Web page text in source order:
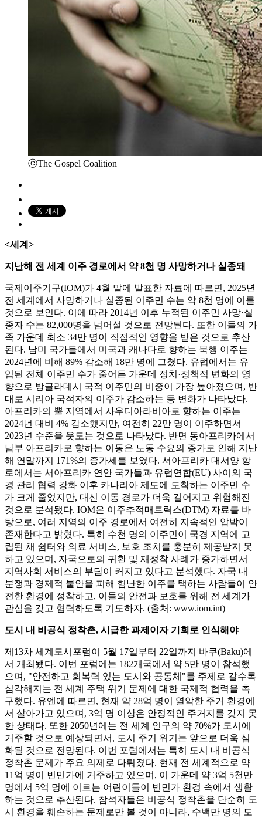
ⓒThe Gospel Coalition
<세계>
지난해 전 세계 이주 경로에서 약 8천 명 사망하거나 실종돼
국제이주기구(IOM)가 4월 말에 발표한 자료에 따르면, 2025년
전 세계에서 사망하거나 실종된 이주민 수는 약 8천 명에 이를
것으로 보인다. 이에 따라 2014년 이후 누적된 이주민 사망·실
종자 수는 82,000명을 넘어설 것으로 전망된다. 또한 이들의 가
족 가운데 최소 34만 명이 직접적인 영향을 받은 것으로 추산
된다. 남미 국가들에서 미국과 캐나다로 향하는 북행 이주는
2024년에 비해 89% 감소해 18만 명에 그쳤다. 유럽에서는 유
입된 전체 이주민 수가 줄어든 가운데 정치·정책적 변화의 영
향으로 방글라데시 국적 이주민의 비중이 가장 높아졌으며, 반
대로 시리아 국적자의 이주가 감소하는 등 변화가 나타났다.
아프리카의 뿔 지역에서 사우디아라비아로 향하는 이주는
2024년 대비 4% 감소했지만, 여전히 22만 명이 이주하면서
2023년 수준을 웃도는 것으로 나타났다. 반면 동아프리카에서
남부 아프리카로 향하는 이동은 노동 수요의 증가로 인해 지난
해 연말까지 171%의 증가세를 보였다. 서아프리카 대서양 항
로에서는 서아프리카 연안 국가들과 유럽연합(EU) 사이의 국
경 관리 협력 강화 이후 카나리아 제도에 도착하는 이주민 수
가 크게 줄었지만, 대신 이동 경로가 더욱 길어지고 위험해진
것으로 분석됐다. IOM은 이주추적매트릭스(DTM) 자료를 바
탕으로, 여러 지역의 이주 경로에서 여전히 지속적인 압박이
존재한다고 밝혔다. 특히 수천 명의 이주민이 국경 지역에 고
립된 채 쉼터와 의료 서비스, 보호 조치를 충분히 제공받지 못
하고 있으며, 자국으로의 귀환 및 재정착 사례가 증가하면서
지역사회 서비스의 부담이 커지고 있다고 분석했다. 자국 내
분쟁과 경제적 불안을 피해 험난한 이주를 택하는 사람들이 안
전한 환경에 정착하고, 이들의 안전과 보호를 위해 전 세계가
관심을 갖고 협력하도록 기도하자. (출처: www.iom.int)
도시 내 비공식 정착촌, 시급한 과제이자 기회로 인식해야
제13차 세계도시포럼이 5월 17일부터 22일까지 바쿠(Baku)에
서 개최됐다. 이번 포럼에는 182개국에서 약 5만 명이 참석했
으며, "안전하고 회복력 있는 도시와 공동체"를 주제로 갈수록
심각해지는 전 세계 주택 위기 문제에 대한 국제적 협력을 촉
구했다. 유엔에 따르면, 현재 약 28억 명이 열악한 주거 환경에
서 살아가고 있으며, 3억 명 이상은 안정적인 주거지를 갖지 못
한 상태다. 또한 2050년에는 전 세계 인구의 약 70%가 도시에
거주할 것으로 예상되면서, 도시 주거 위기는 앞으로 더욱 심
화될 것으로 전망된다. 이번 포럼에서는 특히 도시 내 비공식
정착촌 문제가 주요 의제로 다뤄졌다. 현재 전 세계적으로 약
11억 명이 빈민가에 거주하고 있으며, 이 가운데 약 3억 5천만
명에서 5억 명에 이르는 어린이들이 빈민가 환경 속에서 생활
하는 것으로 추산된다. 참석자들은 비공식 정착촌을 단순히 도
시 환경을 훼손하는 문제로만 볼 것이 아니라, 수백만 명의 도